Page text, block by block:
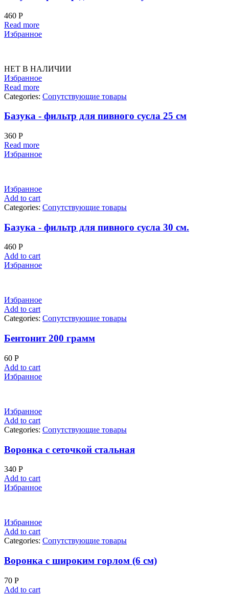
460 Р
Read more
Избранное
НЕТ В НАЛИЧИИ
Избранное
Read more
Categories: Сопутствующие товары
Базука - фильтр для пивного сусла 25 см
360 Р
Read more
Избранное
Избранное
Add to cart
Categories: Сопутствующие товары
Базука - фильтр для пивного сусла 30 см.
460 Р
Add to cart
Избранное
Избранное
Add to cart
Categories: Сопутствующие товары
Бентонит 200 грамм
60 Р
Add to cart
Избранное
Избранное
Add to cart
Categories: Сопутствующие товары
Воронка с сеточкой стальная
340 Р
Add to cart
Избранное
Избранное
Add to cart
Categories: Сопутствующие товары
Воронка с широким горлом (6 см)
70 Р
Add to cart